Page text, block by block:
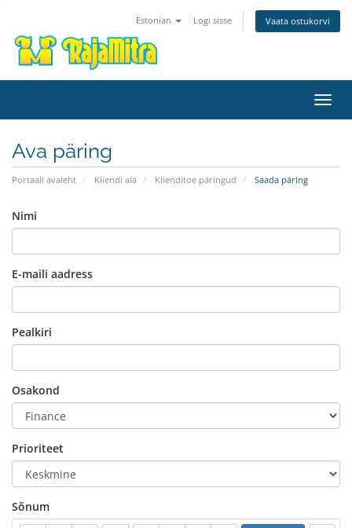
Estonian Logi sisse Vaata ostukorvi
Ava päring
Portaali avaleht Kliendi ala Klienditoe päringud Saada päring
Nimi
E-maili aadress
Pealkiri
Osakond
Prioriteet
Sõnum